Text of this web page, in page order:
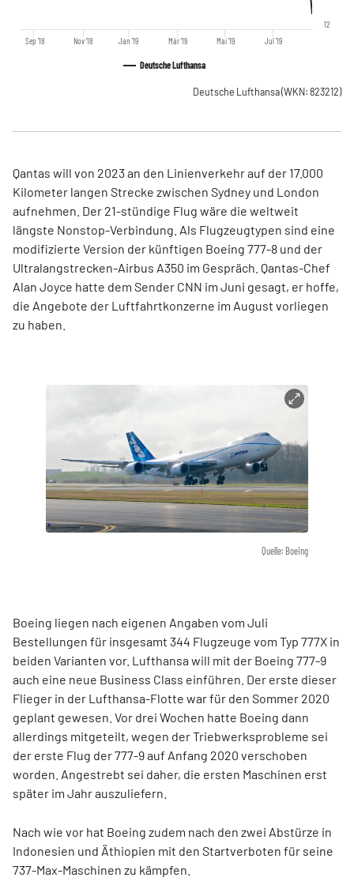
Deutsche Lufthansa
Sep '18 Nov '18 Jan '19 Mär '19 Mai '19 Jul '19
12
Deutsche Lufthansa(WKN: 823212)
Qantas will von 2023 an den Linienverkehr auf der 17.000
Kilometer langen Strecke zwischen Sydney und London
aufnehmen. Der 21-stündige Flug wäre die weltweit
längste Nonstop-Verbindung. Als Flugzeugtypen sind eine
modifizierte Version der künftigen Boeing 777-8 und der
Ultralangstrecken-Airbus A350 im Gespräch. Qantas-Chef
Alan Joyce hatte dem Sender CNN im Juni gesagt, er hoffe,
die Angebote der Luftfahrtkonzerne im August vorliegen
zu haben.
Quelle: Boeing
Boeing liegen nach eigenen Angaben vom Juli
Bestellungen für insgesamt 344 Flugzeuge vom Typ 777X in
beiden Varianten vor. Lufthansa will mit der Boeing 777-9
auch eine neue Business Class einführen. Der erste dieser
Flieger in der Lufthansa-Flotte war für den Sommer 2020
geplant gewesen. Vor drei Wochen hatte Boeing dann
allerdings mitgeteilt, wegen der Triebwerksprobleme sei
der erste Flug der 777-9 auf Anfang 2020 verschoben
worden. Angestrebt sei daher, die ersten Maschinen erst
später im Jahr auszuliefern.
Nach wie vor hat Boeing zudem nach den zwei Abstürze in
Indonesien und Äthiopien mit den Startverboten für seine
737-Max-Maschinen zu kämpfen.